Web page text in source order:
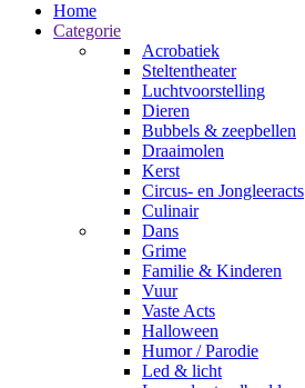
Home
Categorie
Acrobatiek
Steltentheater
Luchtvoorstelling
Dieren
Bubbels & zeepbellen
Draaimolen
Kerst
Circus- en Jongleeracts
Culinair
Dans
Grime
Familie & Kinderen
Vuur
Vaste Acts
Halloween
Humor / Parodie
Led & licht